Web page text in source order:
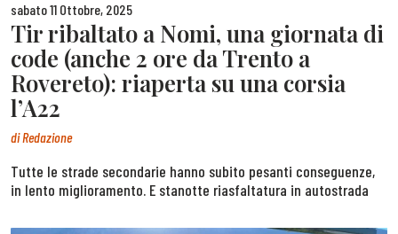
sabato 11 Ottobre, 2025
Tir ribaltato a Nomi, una giornata di
code (anche 2 ore da Trento a
Rovereto): riaperta su una corsia
l’A22
diRedazione
Tutte le strade secondarie hanno subito pesanti conseguenze,
in lento miglioramento. E stanotte riasfaltatura in autostrada